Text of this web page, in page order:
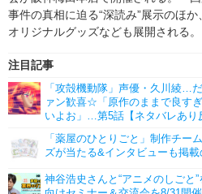
事件の真相に迫る“深読み”展示のほ
オリジナルグッズなども展開される。
注目記事
「攻殻機動隊」声優・久川綾…
ァン歓喜☆「原作のままで良す
いよお」…第5話【ネタバレあり
「薬屋のひとりごと」制作チー
ズが当たる&インタビューも掲
神谷浩史さんと“アニメのしごと